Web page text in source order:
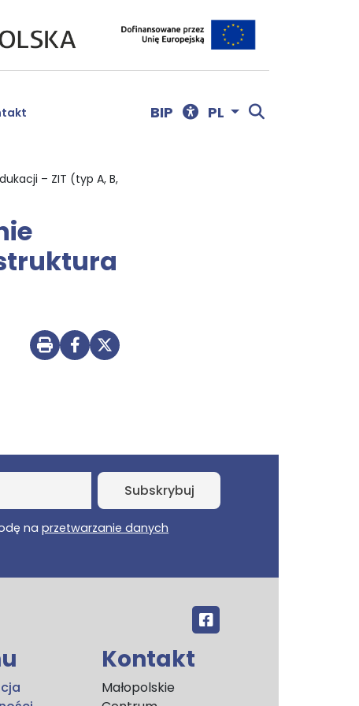
BIP Menu dostępności
PL Otwórz
– ZIT (typ A, B,
Drukuj stronę
Udostępnij na Facebooku
Udostępnij na Twitterze
naprzetwarzanie danych
Kontakt
Małopolskie